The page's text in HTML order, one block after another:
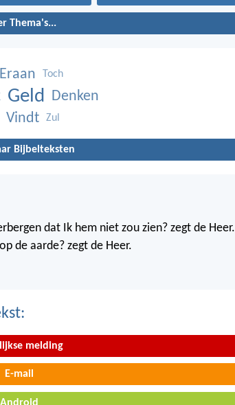
Thema's...
Eraan Toch
Geld Denken
Vindt Zul
Bijbelteksten
dat Ik hem niet zou zien? zegt de Heer.
de aarde? zegt de Heer.
melding
E-mail
Android